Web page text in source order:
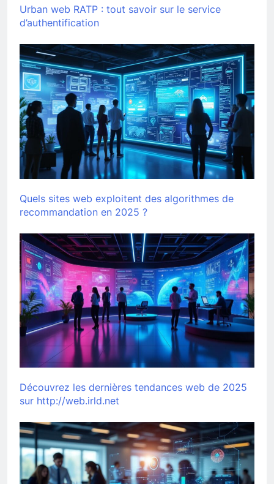
Urban web RATP : tout savoir sur le service
d’authentification
Quels sites web exploitent des algorithmes de
recommandation en 2025 ?
Découvrez les dernières tendances web de 2025
sur http://web.irld.net